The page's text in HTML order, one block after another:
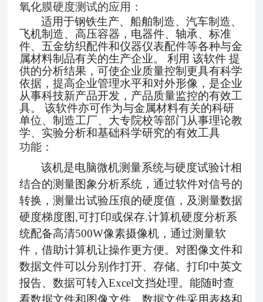
氧化膜硬度测试的应用：
适用于钢铁生产、船舶制造、汽车制造、
飞机制造、高压容器，电器件、轴承、标准
件、五金纺织配件和仪器仪表配件等各种与金
属材料制品有关的生产企业。
利用 该软件 提
供的分析结果，可使企业质量控制更具有科学
依据，提高企业管理水平和对外形像，是企业
从事科技新产品开发，产品质量监控的有效工
具。
该软件亦可作为与金属材料有关的科研
单位、制造工厂、大专院校等部门从事理论教
学、实验分析和基础科学研究的有效工具
功能：
该机是电脑微机测量系统与硬度试验计相
结合的测量图象分析系统 ，通过软件对信号的
转换，测量出试验压痕的硬度值 ， 及测量数据
硬度梯度图,可打印或保存.计算机硬度分析系
统配备高清500W像素摄像机，通过测量软
件，借助计算机让操作更方便。 对图像文件和
数据文件可以分别作打开、存储、打印中英文
报告、数据可转入Excel文挡处理。能随时查
看数据文件和图像文件，数据文件采用表格和